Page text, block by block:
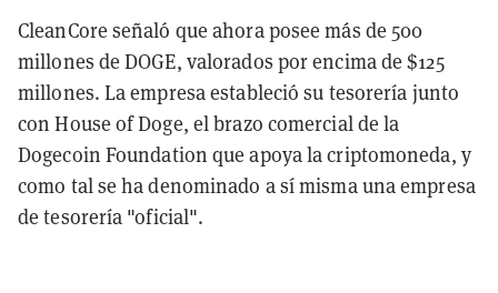
CleanCore señaló que ahora posee más de 500
millones de DOGE, valorados por encima de $125
millones. La empresa estableció su tesorería junto
con House of Doge, el brazo comercial de la
Dogecoin Foundation que apoya la criptomoneda, y
como tal se ha denominado a sí misma una empresa
de tesorería "oficial".